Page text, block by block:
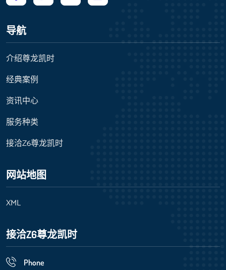
导航
介绍尊龙凯时
经典案例
资讯中心
服务种类
接洽Z6尊龙凯时
网站地图
XML
接洽Z6尊龙凯时
Phone